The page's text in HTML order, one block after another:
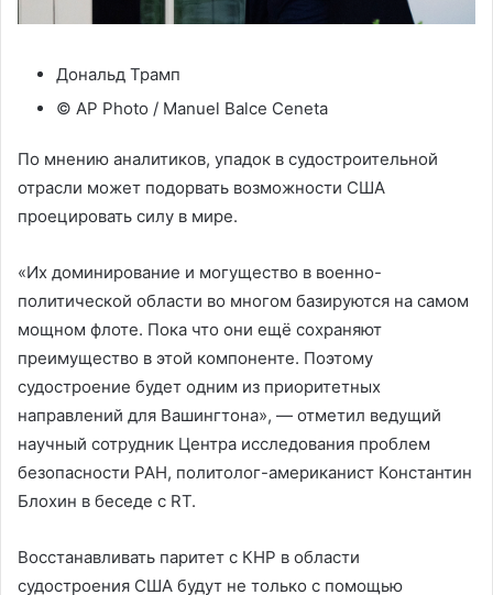
Дональд Трамп
© AP Photo / Manuel Balce Ceneta
По мнению аналитиков, упадок в судостроительной
отрасли может подорвать возможности США
проецировать силу в мире.
«Их доминирование и могущество в военно-
политической области во многом базируются на самом
мощном флоте. Пока что они ещё сохраняют
преимущество в этой компоненте. Поэтому
судостроение будет одним из приоритетных
направлений для Вашингтона», — отметил ведущий
научный сотрудник Центра исследования проблем
безопасности РАН, политолог-американист Константин
Блохин в беседе с RT.
Восстанавливать паритет с КНР в области
судостроения США будут не только с помощью